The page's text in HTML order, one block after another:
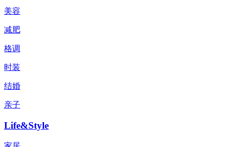
美容
减肥
格调
时装
结婚
亲子
Life&Style